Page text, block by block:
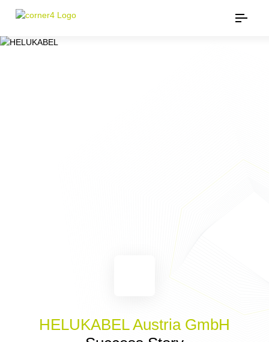
HELUKABEL Austria GmbH